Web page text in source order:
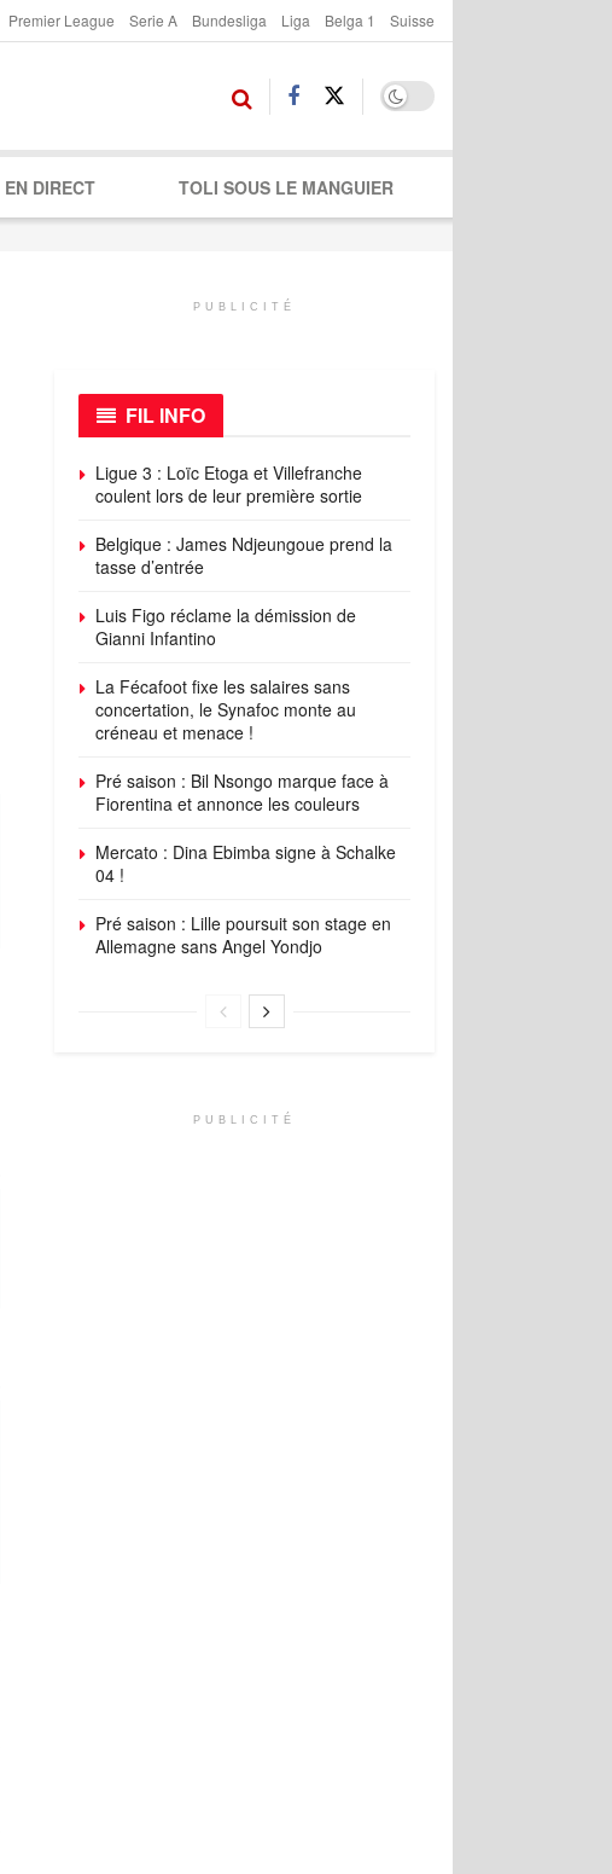
Premier League Serie A Bundesliga Liga Belga 1 Suisse
EN DIRECT TOLI SOUS LE MANGUIER
PUBLICITÉ
FIL INFO
Ligue 3 : Loïc Etoga et Villefranche
coulent lors de leur première sortie
Belgique : James Ndjeungoue prend la
tasse d’entrée
Luis Figo réclame la démission de
Gianni Infantino
La Fécafoot fixe les salaires sans
concertation, le Synafoc monte au
créneau et menace !
Pré saison : Bil Nsongo marque face à
Fiorentina et annonce les couleurs
Mercato : Dina Ebimba signe à Schalke
04 !
Pré saison : Lille poursuit son stage en
Allemagne sans Angel Yondjo
PUBLICITÉ